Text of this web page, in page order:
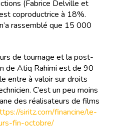
(Fabrice Delville et
coproductrice à 18%.
rassemblé que 15 000
de tournage et la post-
de Atiq Rahimi est de 90
entre à valoir sur droits
C’est un peu moins
des réalisateurs de films
siritz.com/financine/le-
fin-octobre/